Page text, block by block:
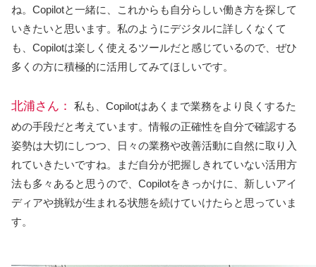
ね。Copilotと一緒に、これからも自分らしい働き方を探して
いきたいと思います。私のようにデジタルに詳しくなくて
も、Copilotは楽しく使えるツールだと感じているので、ぜひ
多くの方に積極的に活用してみてほしいです。
北浦さん：
私も、Copilotはあくまで業務をより良くするた
めの手段だと考えています。情報の正確性を自分で確認する
姿勢は大切にしつつ、日々の業務や改善活動に自然に取り入
れていきたいですね。まだ自分が把握しきれていない活用方
法も多々あると思うので、Copilotをきっかけに、新しいアイ
ディアや挑戦が生まれる状態を続けていけたらと思っていま
す。